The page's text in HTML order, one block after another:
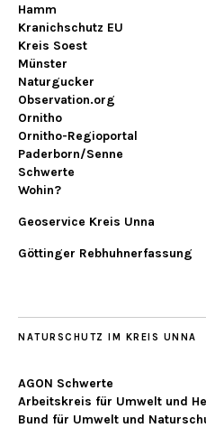
Hamm
Kranichschutz EU
Kreis Soest
Münster
Naturgucker
Observation.org
Ornitho
Ornitho-Regioportal
Paderborn/Senne
Schwerte
Wohin?
Geoservice Kreis Unna
Göttinger Rebhuhnerfassung
NATURSCHUTZ IM KREIS UNNA
AGON Schwerte
Arbeitskreis für Umwelt und
Bund für Umwelt und